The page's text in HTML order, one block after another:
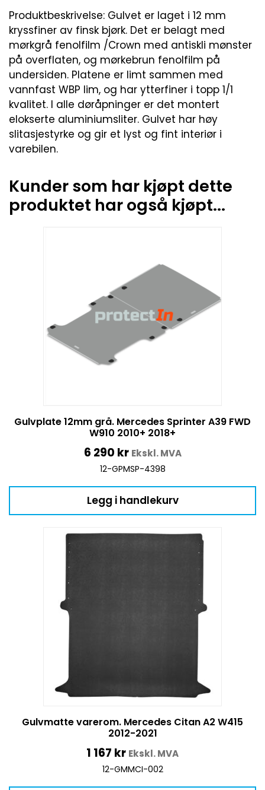
Produktbeskrivelse: Gulvet er laget i 12 mm
kryssfiner av finsk bjørk. Det er belagt med
mørkgrå fenolfilm /Crown med antiskli mønster
på overflaten, og mørkebrun fenolfilm på
undersiden. Platene er limt sammen med
vannfast WBP lim, og har ytterfiner i topp 1/1
kvalitet. I alle døråpninger er det montert
elokserte aluminiumsliter. Gulvet har høy
slitasjestyrke og gir et lyst og fint interiør i
varebilen.
Kunder som har kjøpt dette
produktet har også kjøpt...
Gulvplate 12mm grå. Mercedes Sprinter A39 FWD
W910 2010+ 2018+
6 290 kr Ekskl. MVA
12-GPMSP-4398
Legg i handlekurv
Gulvmatte varerom. Mercedes Citan A2 W415
2012-2021
1 167 kr Ekskl. MVA
12-GMMCI-002